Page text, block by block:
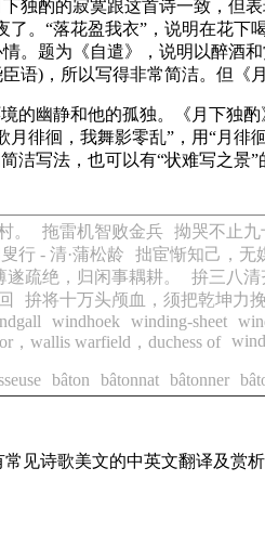
独酌的寂寞跟这首诗一致，但
。“落花盈我衣”，说明在花下
。题为《自遣》，说明以醉酒
语)，所以写得非常简洁。但《
的幽静和他的孤独。《月下独
月徘徊，我舞影零乱”，用“月
洁写法，也可以有“状难写之景
。 拖雷机智败金兵 拗哭不止九
行 - 清·蒲松龄 拙宦惭知己，无
遂疏绝，归闲事耦耕。 拚三八清
拚将十万头颅血，须把乾坤力挽
windhoek winding-sheet
，wallis warfield，duchess of
bâton bâtonnat bâtonner
见诗歌美文的中英文翻译及赏